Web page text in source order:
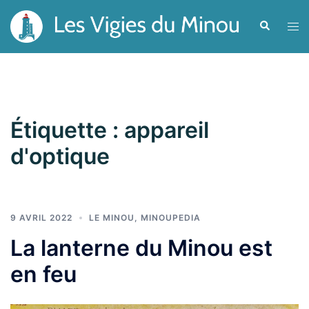
Aller
au
contenu
Étiquette : appareil
d'optique
9 AVRIL 2022 LE MINOU MINOUPEDIA
La lanterne du Minou est
en feu